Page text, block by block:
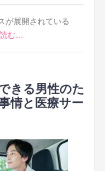
が展開されている
む…
きる男性のた
情と医療サー